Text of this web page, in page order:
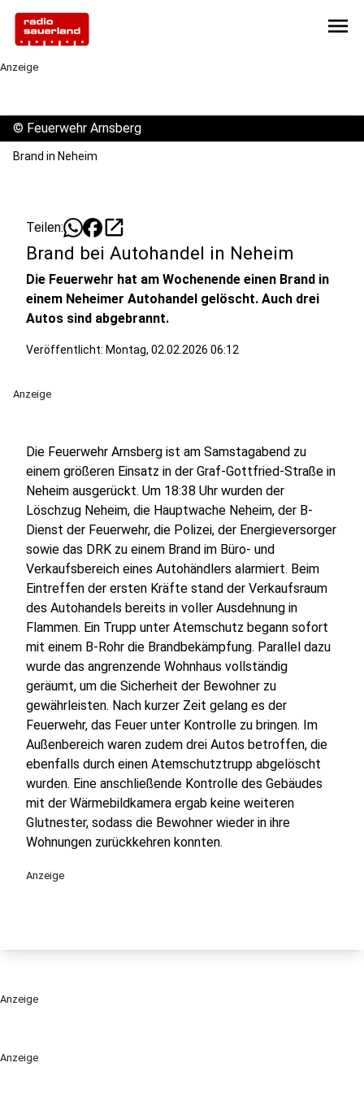
menu
Anzeige
Anzeige
© Feuerwehr Arnsberg
Brand in Neheim
Teilen: open_in_new
Brand bei Autohandel in Neheim
Die Feuerwehr hat am Wochenende einen Brand in
einem Neheimer Autohandel gelöscht. Auch drei
Autos sind abgebrannt.
Veröffentlicht: Montag, 02.02.2026 06:12
Anzeige
Die Feuerwehr Arnsberg ist am Samstagabend zu
einem größeren Einsatz in der Graf-Gottfried-Straße in
Neheim ausgerückt. Um 18:38 Uhr wurden der
Löschzug Neheim, die Hauptwache Neheim, der B-
Dienst der Feuerwehr, die Polizei, der Energieversorger
sowie das DRK zu einem Brand im Büro- und
Verkaufsbereich eines Autohändlers alarmiert. Beim
Eintreffen der ersten Kräfte stand der Verkaufsraum
des Autohandels bereits in voller Ausdehnung in
Flammen. Ein Trupp unter Atemschutz begann sofort
mit einem B-Rohr die Brandbekämpfung. Parallel dazu
wurde das angrenzende Wohnhaus vollständig
geräumt, um die Sicherheit der Bewohner zu
gewährleisten. Nach kurzer Zeit gelang es der
Feuerwehr, das Feuer unter Kontrolle zu bringen. Im
Außenbereich waren zudem drei Autos betroffen, die
ebenfalls durch einen Atemschutztrupp abgelöscht
wurden. Eine anschließende Kontrolle des Gebäudes
mit der Wärmebildkamera ergab keine weiteren
Glutnester, sodass die Bewohner wieder in ihre
Wohnungen zurückkehren konnten.
Anzeige
Anzeige